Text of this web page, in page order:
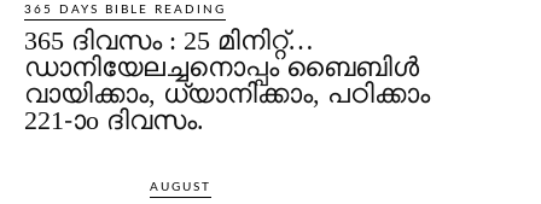
365 DAYS BIBLE READING
365 ദിവസം : 25 മിനിറ്റ്…
ഡാനിയേലച്ചനൊപ്പം ബൈബിൾ
വായിക്കാം, ധ്യാനിക്കാം, പഠിക്കാം
221-ാo ദിവസം.
AUGUST